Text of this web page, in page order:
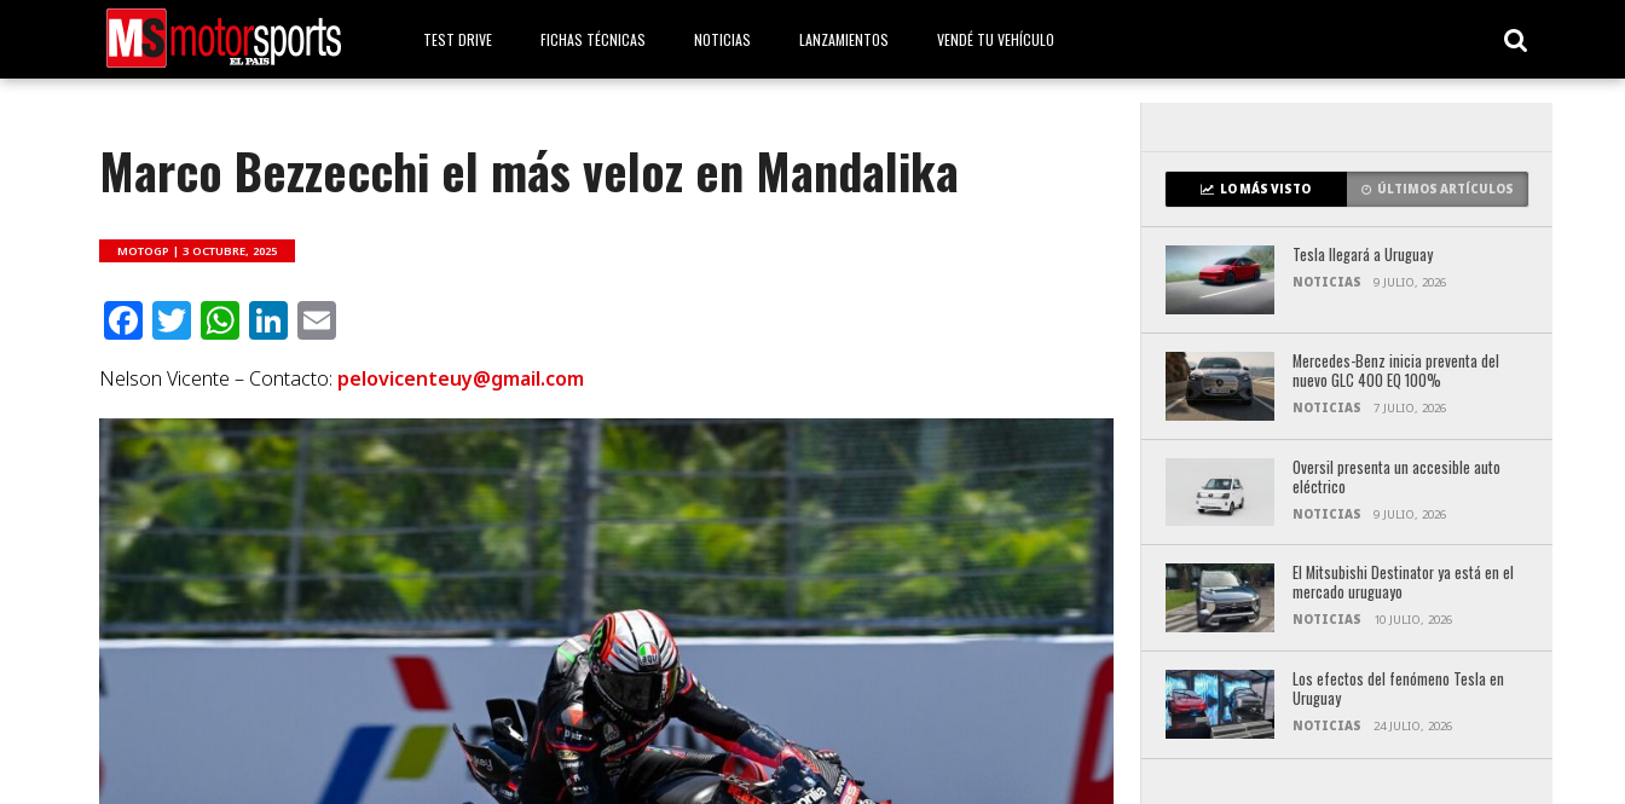
TEST DRIVE FICHAS TÉCNICAS NOTICIAS LANZAMIENTOS VENDÉ TU VEHÍCULO
Marco Bezzecchi el más veloz en Mandalika
MOTOGP |3 OCTUBRE, 2025
Facebook
Twitter
WhatsApp
LinkedIn
Nelson Vicente – Contacto: pelovicenteuy@gmail.com
LO MÁS VISTO ÚLTIMOS ARTÍCULOS
Tesla llegará a Uruguay
NOTICIAS 9 JULIO, 2026
Mercedes-Benz inicia preventa del
nuevo GLC 400 EQ 100%
NOTICIAS 7 JULIO, 2026
Oversil presenta un accesible auto
eléctrico
NOTICIAS 9 JULIO, 2026
El Mitsubishi Destinator ya está en el
mercado uruguayo
NOTICIAS 10 JULIO, 2026
Los efectos del fenómeno Tesla en
Uruguay
NOTICIAS 24 JULIO, 2026